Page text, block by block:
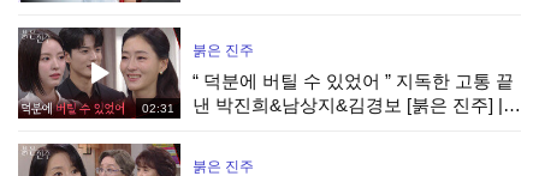
02:31
붉은 진주
“ 덕분에 버틸 수 있었어 ” 지독한 고통 끝
낸 박진희&남상지&김경보 [붉은 진주] |
붉은 진주